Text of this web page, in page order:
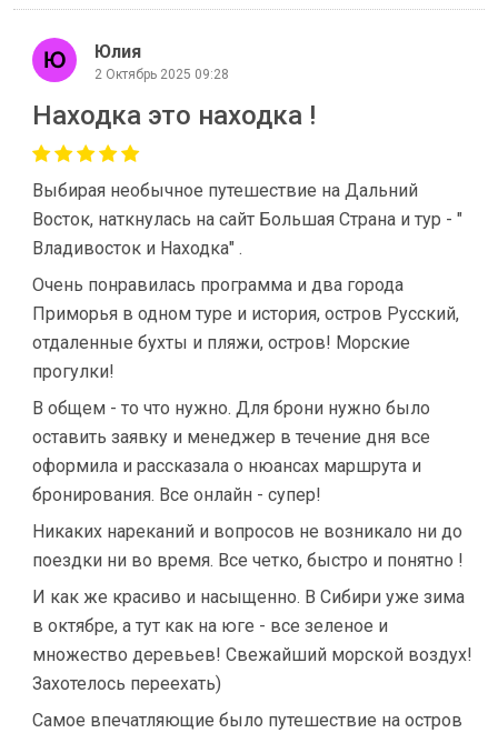
Юлия
2 Октябрь 2025 09:28
Находка это находка !
Выбирая необычное путешествие на Дальний
Восток, наткнулась на сайт Большая Страна и тур - "
Владивосток и Находка" .
Очень понравилась программа и два города
Приморья в одном туре и история, остров Русский,
отдаленные бухты и пляжи, остров! Морские
прогулки!
В общем - то что нужно. Для брони нужно было
оставить заявку и менеджер в течение дня все
оформила и рассказала о нюансах маршрута и
бронирования. Все онлайн - супер!
Никаких нареканий и вопросов не возникало ни до
поездки ни во время. Все четко, быстро и понятно !
И как же красиво и насыщенно. В Сибири уже зима
в октябре, а тут как на юге - все зеленое и
множество деревьев! Свежайший морской воздух!
Захотелось переехать)
Самое впечатляющие было путешествие на остров